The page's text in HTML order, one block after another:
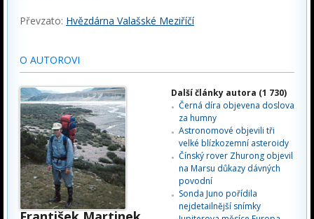
Převzato: Hvězdárna Valašské Meziříčí
O AUTOROVI
Další články autora (1 730)
Černá díra objevena doslova
za humny
Astronomové objevili tři
velké blízkozemní asteroidy
Čínský rover Zhurong objevil
na Marsu důkazy dávných
povodní
Sonda Juno pořídila
nejdetailnější snímky